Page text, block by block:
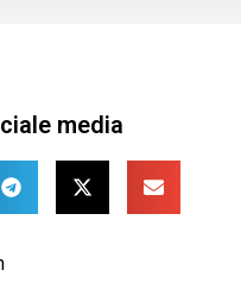
media